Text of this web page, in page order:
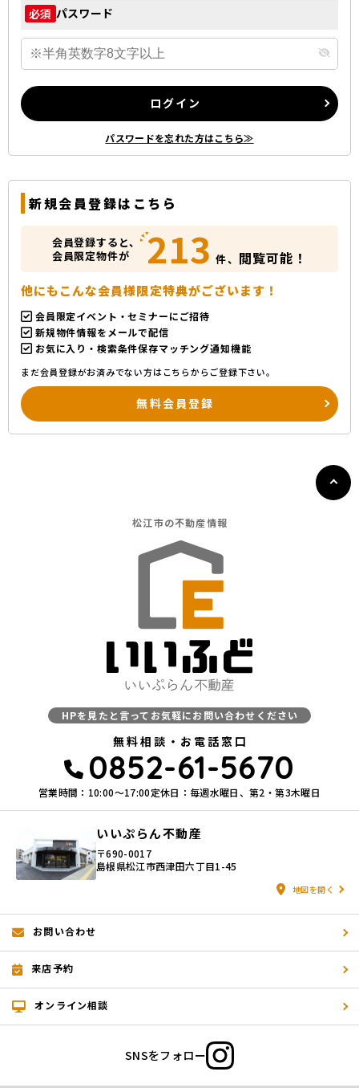
必須 パスワード
ログイン
パスワードを忘れた方はこちら≫
新規会員登録はこちら
会員登録すると、
会員限定物件が
213 件、 閲覧可能！
他にもこんな会員様限定特典がございます！
会員限定イベント・セミナーにご招待
新規物件情報をメールで配信
お気に入り・検索条件保存マッチング通知機能
まだ会員登録がお済みでない方はこちらからご登録下さい。
無料会員登録
松江市の不動産情報
HPを見たと言ってお気軽にお問い合わせください
無料相談・お電話窓口
0852-61-5670
営業時間：10:00〜17:00定休日：毎週水曜日、第2・第3木曜日
いいぷらん不動産
〒690-0017
島根県松江市西津田六丁目1-45
地図を開く
お問い合わせ
来店予約
オンライン相談
SNSをフォロー